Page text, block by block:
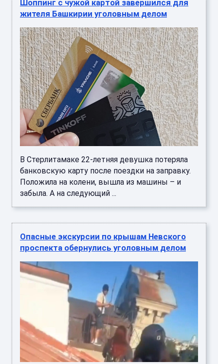
Шоппинг с чужой картой завершился для
жителя Башкирии уголовным делом
В Стерлитамаке 22-летняя девушка потеряла
банковскую карту после поездки на заправку.
Положила на колени, вышла из машины – и
забыла. А на следующий ...
Опасные экскурсии по крышам Невского
проспекта обернулись уголовным делом